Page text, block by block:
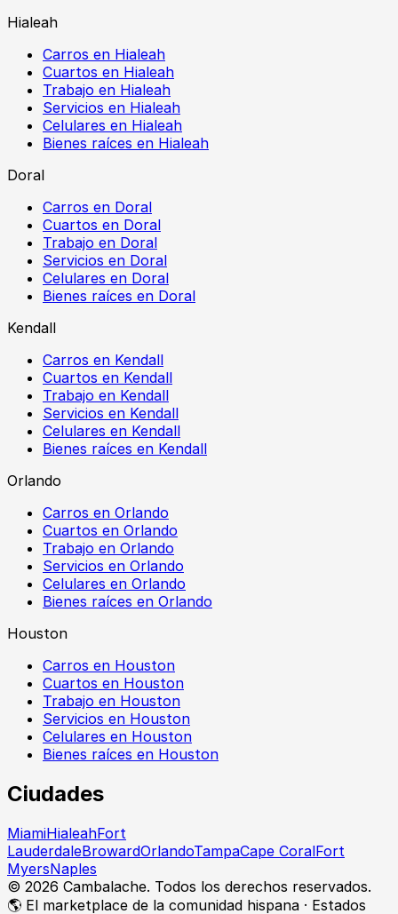
Hialeah
Carros en Hialeah
Cuartos en Hialeah
Trabajo en Hialeah
Servicios en Hialeah
Celulares en Hialeah
Bienes raíces en Hialeah
Doral
Carros en Doral
Cuartos en Doral
Trabajo en Doral
Servicios en Doral
Celulares en Doral
Bienes raíces en Doral
Kendall
Carros en Kendall
Cuartos en Kendall
Trabajo en Kendall
Servicios en Kendall
Celulares en Kendall
Bienes raíces en Kendall
Orlando
Carros en Orlando
Cuartos en Orlando
Trabajo en Orlando
Servicios en Orlando
Celulares en Orlando
Bienes raíces en Orlando
Houston
Carros en Houston
Cuartos en Houston
Trabajo en Houston
Servicios en Houston
Celulares en Houston
Bienes raíces en Houston
Ciudades
MiamiHialeahFort
LauderdaleBrowardOrlandoTampaCape CoralFort
MyersNaples
© 2026 Cambalache. Todos los derechos reservados.
🌎 El marketplace de la comunidad hispana · Estados